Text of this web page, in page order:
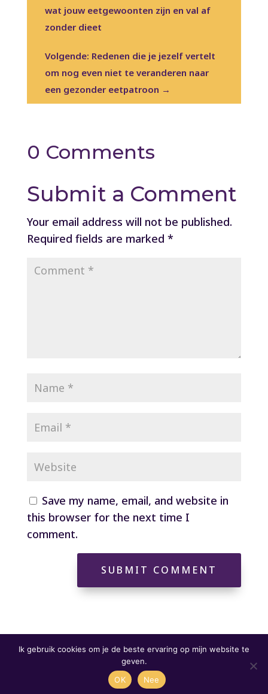
wat jouw eetgewoonten zijn en val af
zonder dieet
Volgende: Redenen die je jezelf vertelt
om nog even niet te veranderen naar
een gezonder eetpatroon →
0 Comments
Submit a Comment
Your email address will not be published.
Required fields are marked *
Save my name, email, and website in
this browser for the next time I
comment.
SUBMIT COMMENT
© Een nieuwe kijk op eten 2026 |
Algemene voorwaarden
Privacyverklaring
Ik gebruik cookies om je de beste ervaring op mijn website te
geven.
OK
Nee